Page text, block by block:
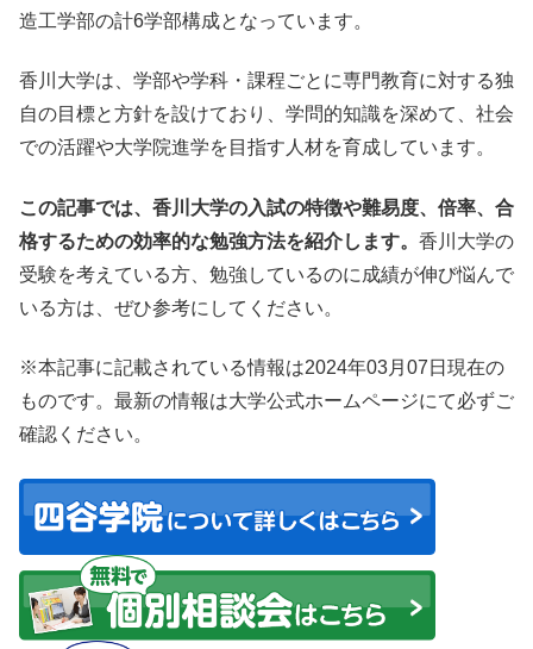
造工学部の計6学部構成となっています。
香川大学は、学部や学科・課程ごとに専門教育に対する独
自の目標と方針を設けており、学問的知識を深めて、社会
での活躍や大学院進学を目指す人材を育成しています。
この記事では、香川大学の入試の特徴や難易度、倍率、合
格するための効率的な勉強方法を紹介します。 香川大学の
受験を考えている方、勉強しているのに成績が伸び悩んで
いる方は、ぜひ参考にしてください。
※本記事に記載されている情報は2024年03月07日現在の
ものです。最新の情報は大学公式ホームページにて必ずご
確認ください。